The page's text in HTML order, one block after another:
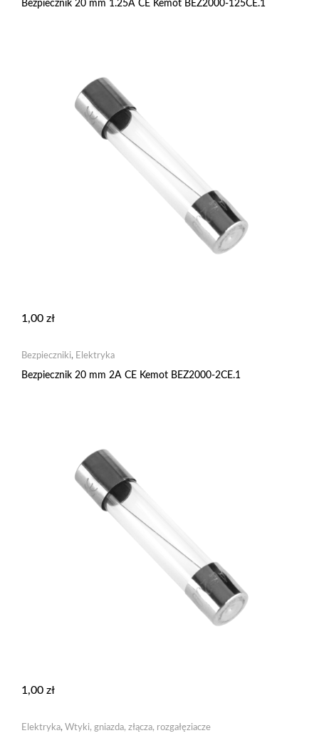
Bezpiecznik 20 mm 1.25A CE Kemot BEZ2000-125CE.1
1,00 zł
Bezpieczniki, Elektryka
Bezpiecznik 20 mm 2A CE Kemot BEZ2000-2CE.1
1,00 zł
Elektryka, Wtyki, gniazda, złącza, rozgałęziacze